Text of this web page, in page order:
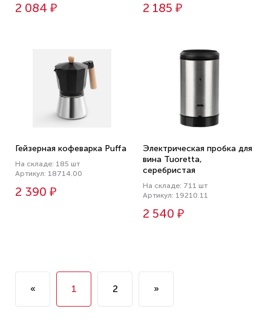
2 084 ₽ 2 185 ₽
Гейзерная кофеварка Puffa
На складе: 185 шт
Артикул: 18714.00
2 390 ₽
Электрическая пробка для
вина Tuoretta,
серебристая
На складе: 711 шт
Артикул: 19210.11
2 540 ₽
« 1 2 »